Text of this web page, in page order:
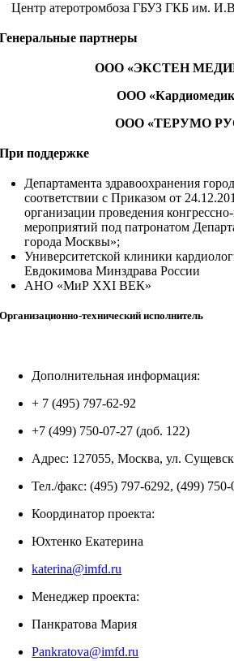
Центр атеротромбоза ГБУЗ ГКБ им.
Генеральные партнеры
ООО «ЭКСТЕН
ООО
ООО «ТЕРУМО
При поддержке
Департамента здравоохранения
соответствии с Приказом от
организации проведения
мероприятий под патронатом
города Москвы»;
Университетской клиники
Евдокимова Минздрава России
АНО «МиР XXI ВЕК»
Организационно-технический исполнитель
Дополнительная информация:
+ 7 (495) 797-62-92
+7 (499) 750-07-27 (доб. 122)
Адрес: 127055, Москва, ул.
Тел./факс: (495) 797-6292, (499) 750-
Координатор проекта:
Юхтенко Екатерина
katerina@imfd.ru
Менеджер проекта:
Панкратова Мария
Pankratova@imfd.ru